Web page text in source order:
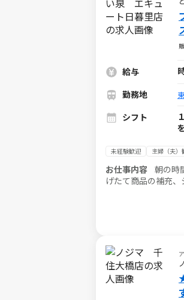
給与
勤務地
シフト
未経験歓迎 主婦（夫）
お仕事内容 朝の時
げたて商品の補充